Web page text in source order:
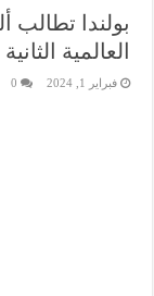
بولندا تطالب
العالمية الثانية
فبراير 1, 2024 0